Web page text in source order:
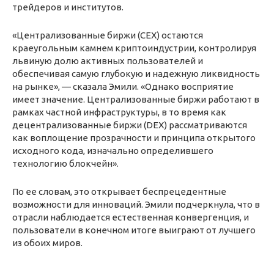
трейдеров и институтов.
«Централизованные биржи (CEX) остаются
краеугольным камнем криптоиндустрии, контролируя
львиную долю активных пользователей и
обеспечивая самую глубокую и надежную ликвидность
на рынке», — сказала Эмили. «Однако восприятие
имеет значение. Централизованные биржи работают в
рамках частной инфраструктуры, в то время как
децентрализованные биржи (DEX) рассматриваются
как воплощение прозрачности и принципа открытого
исходного кода, изначально определившего
технологию блокчейн».
По ее словам, это открывает беспрецедентные
возможности для инноваций. Эмили подчеркнула, что в
отрасли наблюдается естественная конвергенция, и
пользователи в конечном итоге выиграют от лучшего
из обоих миров.